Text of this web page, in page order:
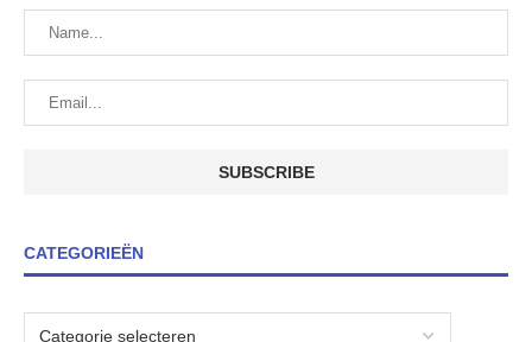
CATEGORIEËN